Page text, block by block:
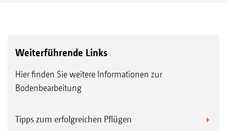
Weiterführende Links
Hier finden Sie weitere Informationen zur
Bodenbearbeitung
Tipps zum erfolgreichen Pflügen